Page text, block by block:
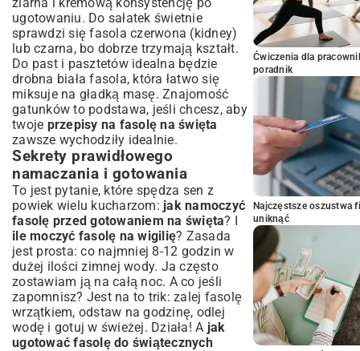
ugotowaniu. Do sałatek świetnie
sprawdzi się fasola czerwona (kidney)
lub czarna, bo dobrze trzymają kształt.
Do past i pasztetów idealna będzie
drobna biała fasola, która łatwo się
miksuje na gładką masę. Znajomość
gatunków to podstawa, jeśli chcesz, aby
twoje przepisy na fasolę na święta
zawsze wychodziły idealnie.
Sekrety prawidłowego
namaczania i gotowania
To jest pytanie, które spędza sen z
powiek wielu kucharzom: jak namoczyć
fasolę przed gotowaniem na święta? I
ile moczyć fasolę na wigilię? Zasada
jest prosta: co najmniej 8-12 godzin w
dużej ilości zimnej wody. Ja często
zostawiam ją na całą noc. A co jeśli
zapomnisz? Jest na to trik: zalej fasolę
wrzątkiem, odstaw na godzinę, odlej
wodę i gotuj w świeżej. Działa! A jak
ugotować fasolę do świątecznych
Ćwiczenia dla
poradnik
Najczęstsze oszustwa
uniknąć